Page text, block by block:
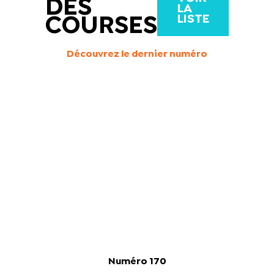
DES
COURSES
LA
LISTE
Découvrez le dernier numéro
Numéro 170